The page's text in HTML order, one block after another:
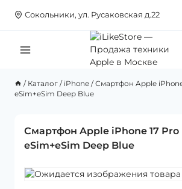
Сокольники, ул. Русаковская д.22
/ Каталог / iPhone / Смартфон Apple
eSim+eSim Deep Blue
Смартфон Apple iPhone 17 Pro
eSim+eSim Deep Blue